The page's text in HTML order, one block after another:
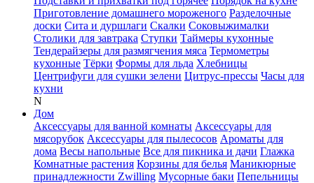
Приготовление домашнего мороженого Разделочные
доски Сита и дуршлаги Скалки Соковыжималки
Столики для завтрака Ступки Таймеры кухонные
Тендерайзеры для размягчения мяса Термометры
кухонные Тёрки Формы для льда Хлебницы
Центрифуги для сушки зелени Цитрус-прессы Часы для
кухни
N
Дом
Аксессуары для ванной комнаты Аксессуары для
мясорубок Аксессуары для пылесосов Ароматы для
дома Весы напольные Все для пикника и дачи Глажка
Комнатные растения Корзины для белья Маникюрные
принадлежности Zwilling Мусорные баки Пепельницы